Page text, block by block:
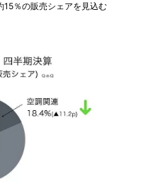
15％の販売シェアを見込む